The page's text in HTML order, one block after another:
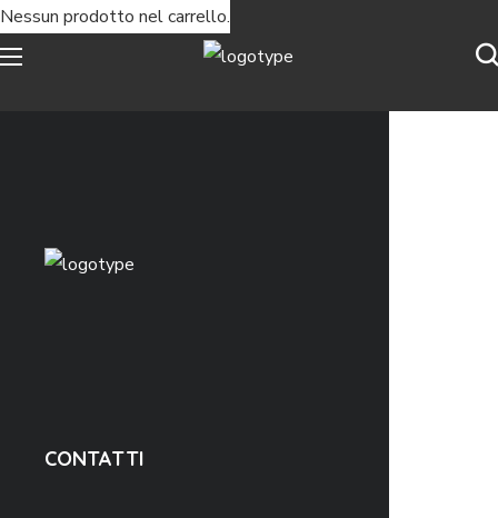
Nessun prodotto nel carrello.
CONTATTI